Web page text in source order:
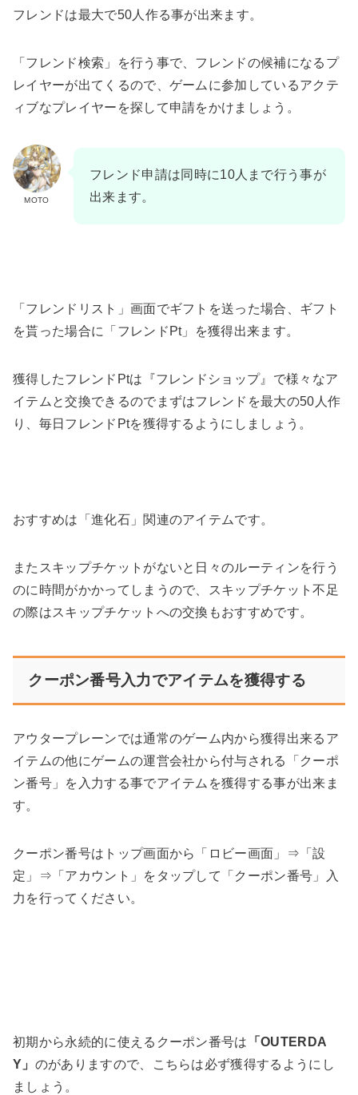
フレンドは最大で50人作る事が出来ます。
「フレンド検索」を行う事で、フレンドの候補になるプ
レイヤーが出てくるので、ゲームに参加しているアクテ
ィブなプレイヤーを探して申請をかけましょう。
MOTO
フレンド申請は同時に10人まで行う事が
出来ます。
「フレンドリスト」画面でギフトを送った場合、ギフト
を貰った場合に「フレンドPt」を獲得出来ます。
獲得したフレンドPtは『フレンドショップ』で様々なア
イテムと交換できるのでまずはフレンドを最大の50人作
り、毎日フレンドPtを獲得するようにしましょう。
おすすめは「進化石」関連のアイテムです。
またスキップチケットがないと日々のルーティンを行う
のに時間がかかってしまうので、スキップチケット不足
の際はスキップチケットへの交換もおすすめです。
クーポン番号入力でアイテムを獲得する
アウタープレーンでは通常のゲーム内から獲得出来るア
イテムの他にゲームの運営会社から付与される「クーポ
ン番号」を入力する事でアイテムを獲得する事が出来ま
す。
クーポン番号はトップ画面から「ロビー画面」⇒「設
定」⇒「アカウント」をタップして「クーポン番号」入
力を行ってください。
初期から永続的に使えるクーポン番号は
「OUTERDA
Y」 のがありますので、こちらは必ず獲得するようにし
ましょう。